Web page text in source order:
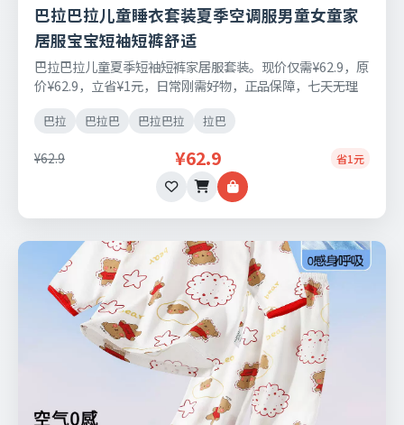
巴拉巴拉儿童睡衣套装夏季空调服男童女童家
居服宝宝短袖短裤舒适
巴拉巴拉儿童夏季短袖短裤家居服套装。现价仅需¥62.9，原
价¥62.9，立省¥1元，日常刚需好物，正品保障，七天无理
巴拉 巴拉巴 巴拉巴拉 拉巴
¥62.9 ¥62.9 省1元